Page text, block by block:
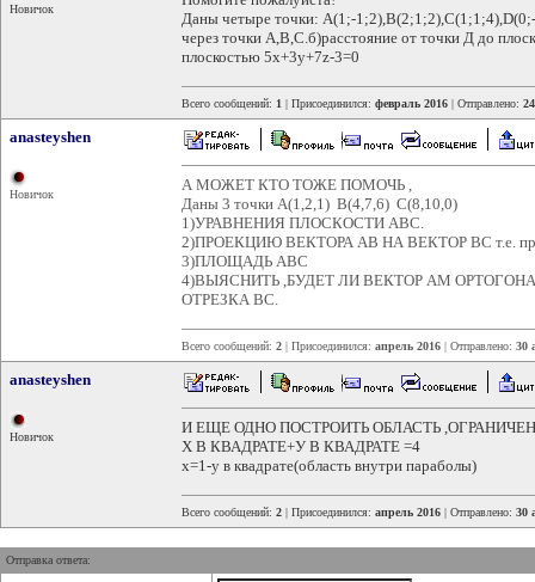
Новичок
Даны четыре точки: А(1;-
через точки А,В,С.б)расстояние от точки Д до
плоскостью 5x+3y+7z-3=0
Всего сообщений: 1 | Присоединился: февраль 2016 | Отправлено:
anasteyshen
Новичок
А МОЖЕТ КТО ТОЖЕ ПОМОЧЬ ,
Даны 3 точки А(1,2,1) B(4,7,6) C(8,10,0)
1)УРАВНЕНИЯ ПЛОСКОСТИ ABC.
2)ПРОЕКЦИЮ ВЕКТОРА AB НА ВЕКТОР BC т.е.
3)ПЛОЩАДЬ АВС
4)ВЫЯСНИТЬ ,БУДЕТ ЛИ ВЕКТОР АМ
ОТРЕЗКА ВС.
Всего сообщений: 2 | Присоединился: апрель 2016 | Отправлено: 30
anasteyshen
Новичок
И ЕЩЕ ОДНО ПОСТРОИТЬ ОБЛАСТЬ
X В КВАДРАТЕ+У В КВАДРАТЕ =4
x=1-y в квадрате(область внутри параболы)
Всего сообщений: 2 | Присоединился: апрель 2016 | Отправлено: 30
Отправка ответа: